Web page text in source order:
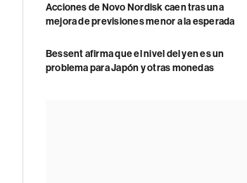
Acciones de Novo Nordisk caen tras una
mejora de previsiones menor a la esperada
Bessent afirma que el nivel del yen es un
problema para Japón y otras monedas